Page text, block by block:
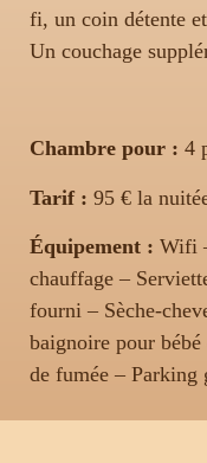
fi, un coin détente
Un couchage
Chambre pour : 4
Tarif : 95 € la
Équipement : Wifi
chauffage –
fourni – Sèche-
baignoire pour
de fumée –